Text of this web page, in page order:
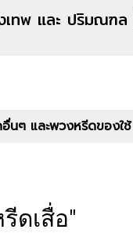
เทพ และ ปริมณฑล
นๆ และพวงหรีดของใช้
ดเสื่อ"